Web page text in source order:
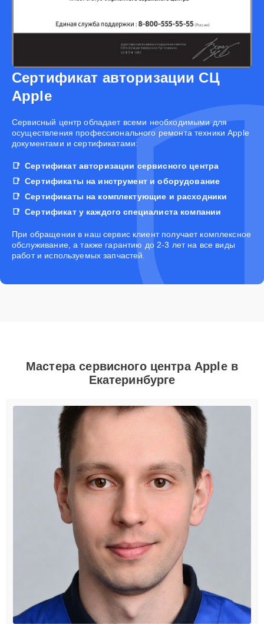
Сертификат авторизации СЦ
Apple
Cервисный центр обладает всеми необходимыми для
осуществления профессионального ремонта техники Apple
документами и сертификатами:
Сертификат авторизации сервисного центра
Сертификаты на инструмент и оборудование
Сертификаты на комплектующие и расходники
Сертификат у каждого специалиста компании
При обращении в наш сервис клиент получает комплексное
обслуживание, а также гарантию до 2-3 лет на все виды
работ и используемых запчастей.
Мастера сервисного центра Apple в
Екатеринбурге